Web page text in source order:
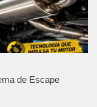
de Escape